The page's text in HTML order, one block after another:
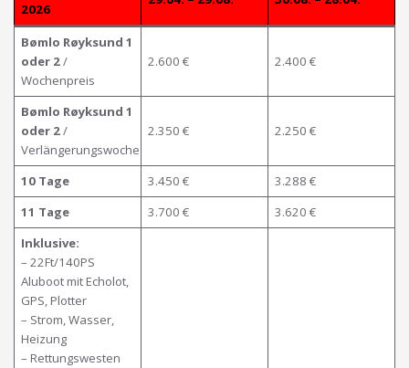
2026
Bømlo Røyksund 1
oder 2/
Wochenpreis
2.600 € 2.400 €
Bømlo Røyksund 1
oder 2/
Verlängerungswoche
2.350 € 2.250 €
10 Tage 3.450 €
3.288 €
11 Tage
3.700 €
3.620 €
Inklusive:
– 22Ft/140PS
Aluboot mit Echolot,
GPS, Plotter
– Strom, Wasser,
Heizung
– Rettungswesten